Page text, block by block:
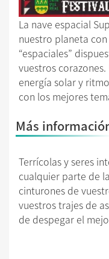
La nave espacial
nuestro planeta
“espaciales”
vuestros
energía solar y
con los mejores
Más
Terrícolas y seres
cualquier parte de
cinturones de
vuestros trajes de
de despegar el